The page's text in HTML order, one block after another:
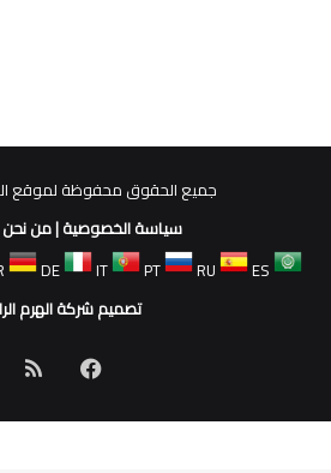
جميع الحقوق محفوظة لموقع
سياسة الخصوصية|من نحن
DE IT PT RU
ES
تصميم شركة الهرم
فيسبوك